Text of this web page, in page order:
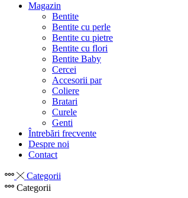
Magazin
Bentite
Bentite cu perle
Bentite cu pietre
Bentite cu flori
Bentite Baby
Cercei
Accesorii par
Coliere
Bratari
Curele
Genti
Întrebări frecvente
Despre noi
Contact
Categorii
Categorii